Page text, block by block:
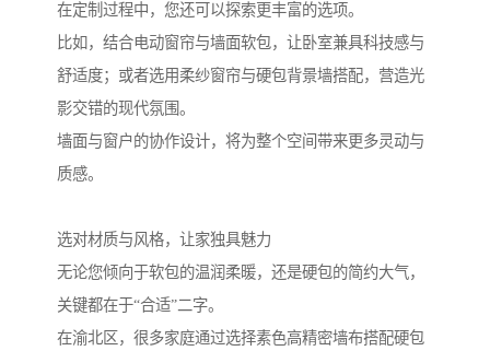
在定制过程中，您还可以探索更丰富的选项。
比如，结合电动窗帘与墙面软包，让卧室兼具科技感与
舒适度；或者选用柔纱窗帘与硬包背景墙搭配，营造光
影交错的现代氛围。
墙面与窗户的协作设计，将为整个空间带来更多灵动与
质感。
选对材质与风格，让家独具魅力
无论您倾向于软包的温润柔暖，还是硬包的简约大气，
关键都在于“合适”二字。
在渝北区，很多家庭通过选择素色高精密墙布搭配硬包